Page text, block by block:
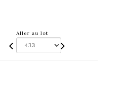
Aller au lot